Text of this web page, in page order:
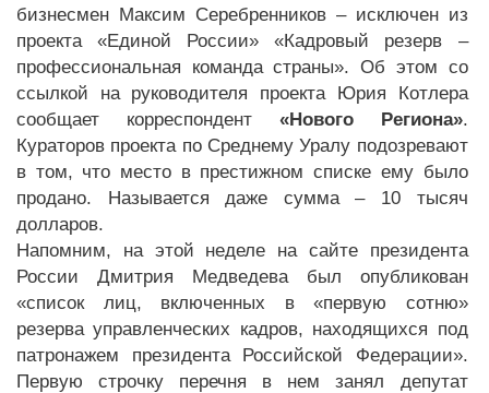
бизнесмен Максим Серебренников – исключен из
проекта «Единой России» «Кадровый резерв –
профессиональная команда страны». Об этом со
ссылкой на руководителя проекта Юрия Котлера
сообщает корреспондент «Нового Региона».
Кураторов проекта по Среднему Уралу подозревают
в том, что место в престижном списке ему было
продано. Называется даже сумма – 10 тысяч
долларов.
Напомним, на этой неделе на сайте президента
России Дмитрия Медведева был опубликован
«список лиц, включенных в «первую сотню»
резерва управленческих кадров, находящихся под
патронажем президента Российской Федерации».
Первую строчку перечня в нем занял депутат